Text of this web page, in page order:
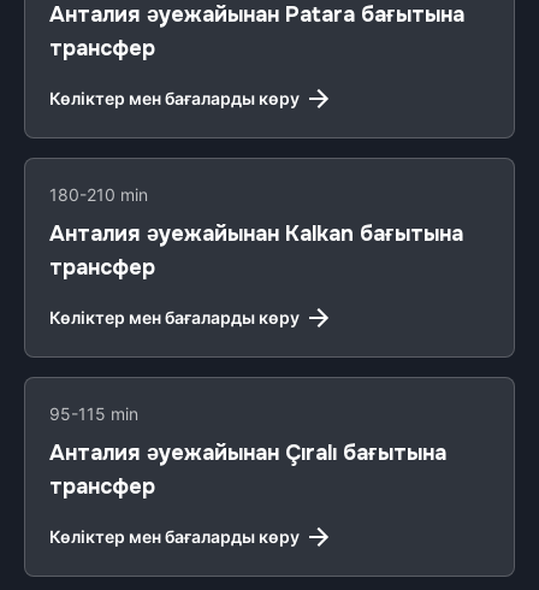
Анталия әуежайынан Patara бағытына
трансфер
Көліктер мен бағаларды көру
180-210 min
Анталия әуежайынан Kalkan бағытына
трансфер
Көліктер мен бағаларды көру
95-115 min
Анталия әуежайынан Çıralı бағытына
трансфер
Көліктер мен бағаларды көру